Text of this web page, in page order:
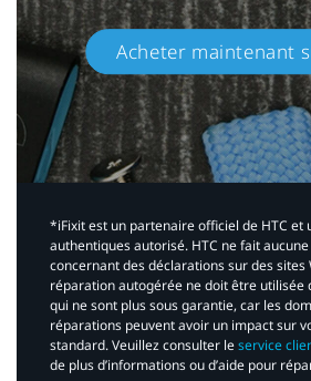
Acheter maintenant
*iFixit est un partenaire officiel de HTC et
authentiques autorisé. HTC ne fait
concernant des déclarations sur des sites
réparation autogérée ne doit être utilisée
qui ne sont plus sous garantie, car les
réparations peuvent avoir un impact sur
standard. Veuillez consulter leservice
de plus d’informations ou d’aide pour